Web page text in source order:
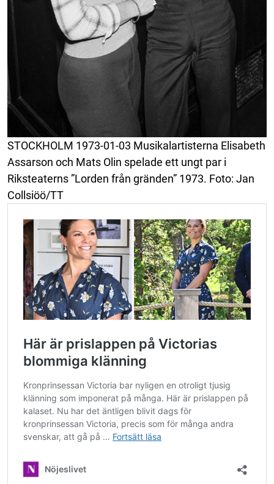
STOCKHOLM 1973-01-03 Musikalartisterna Elisabeth
Assarson och Mats Olin spelade ett ungt par i
Riksteaterns ”Lorden från gränden” 1973. Foto: Jan
Collsiöö/TT